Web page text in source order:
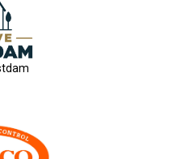
De Ondernemer
ALV!